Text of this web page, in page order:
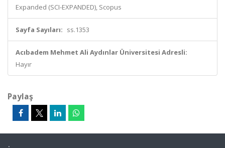
Expanded (SCI-EXPANDED), Scopus
Sayfa Sayıları: ss.1353
Acıbadem Mehmet Ali Aydınlar Üniversitesi Adresli:
Hayır
Paylaş